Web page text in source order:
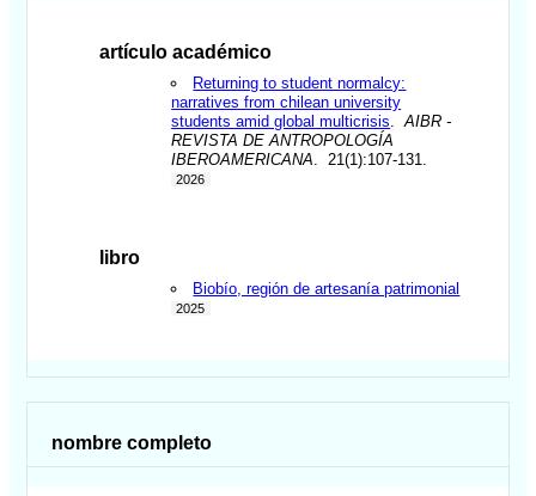
artículo académico
Returning to student normalcy:
narratives from chilean university
students amid global multicrisis .AIBR -
REVISTA DE ANTROPOLOGÍA
IBEROAMERICANA . 21(1):107-131.
2026
libro
Biobío, región de artesanía patrimonial
2025
nombre completo